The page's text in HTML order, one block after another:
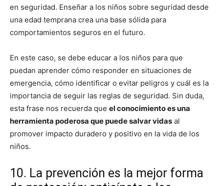
en seguridad. Enseñar a los niños sobre seguridad desde
una edad temprana crea una base sólida para
comportamientos seguros en el futuro.
En este caso, se debe educar a los niños para que
puedan aprender cómo responder en situaciones de
emergencia, cómo identificar o evitar peligros y cuál es la
importancia de seguir las reglas de seguridad. Sin duda,
esta frase nos recuerda que el conocimiento es una
herramienta poderosa que puede salvar vidas al
promover impacto duradero y positivo en la vida de los
niños.
10. La prevención es la mejor forma